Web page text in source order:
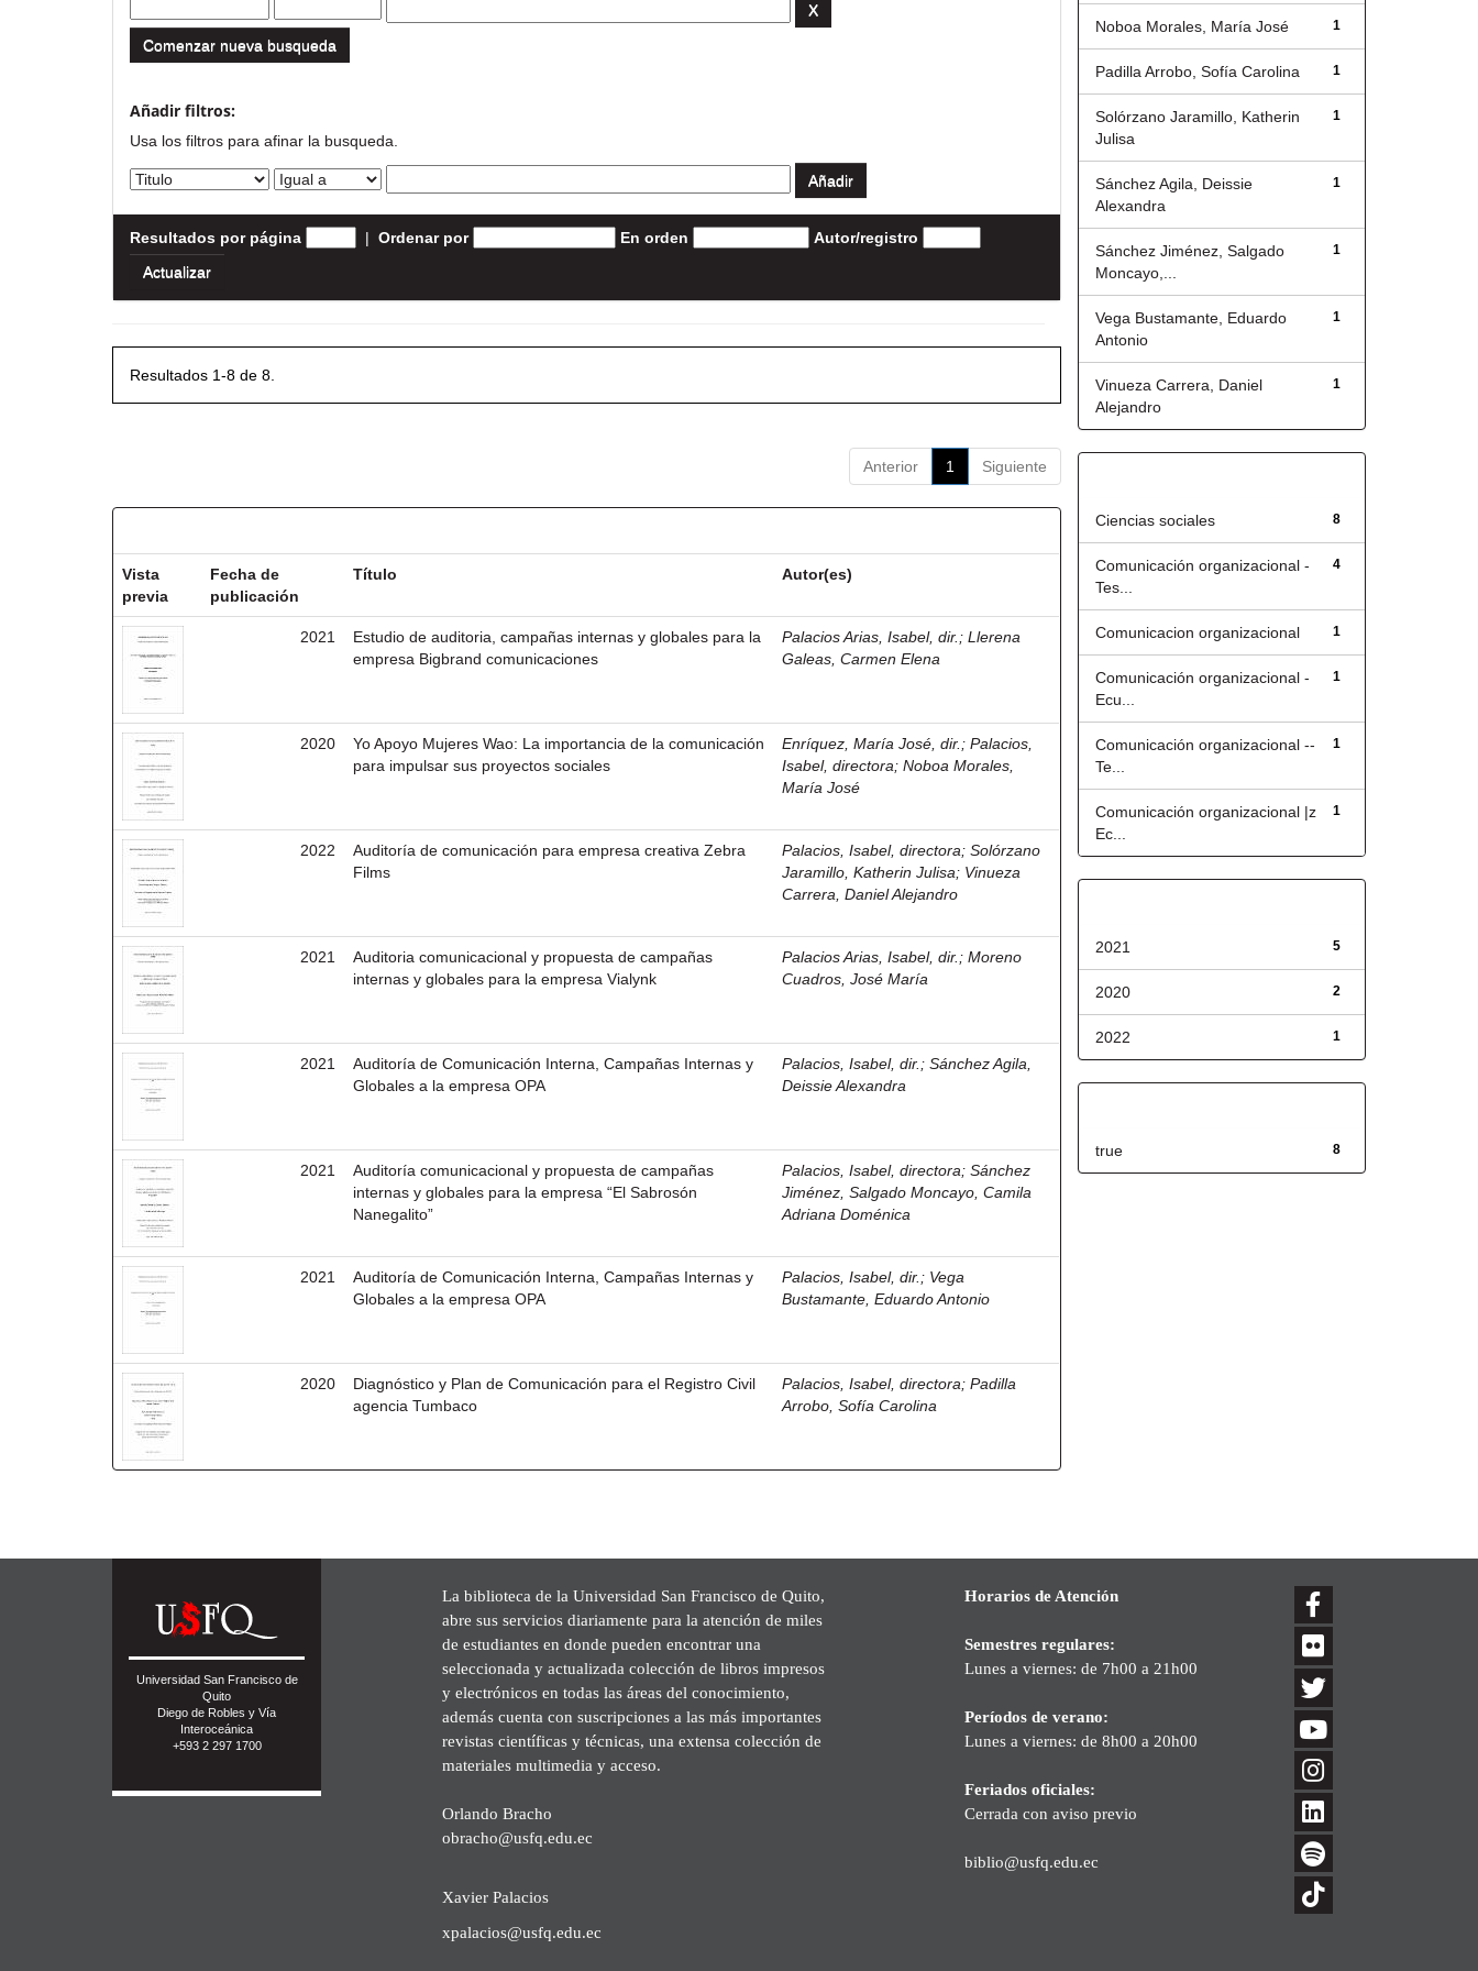
Comenzar nueva busqueda
Añadir filtros:
Usa los filtros para afinar la busqueda.
Resultados por página | Ordenar por En orden Autor/registro
Resultados 1-8 de 8.
Anterior 1 Siguiente
Vista
previa
Fecha de
publicación
Título Autor(es)
2021
Estudio de auditoria, campañas internas y globales para la
empresa Bigbrand comunicaciones
Palacios Arias, Isabel, dir. ;Llerena
Galeas, Carmen Elena
2020
Yo Apoyo Mujeres Wao: La importancia de la comunicación
para impulsar sus proyectos sociales
Enríquez, María José, dir. ;Palacios,
Isabel, directora;Noboa Morales,
María José
2022
Auditoría de comunicación para empresa creativa Zebra
Films
Palacios, Isabel, directora;Solórzano
Jaramillo, Katherin Julisa; Vinueza
Carrera, Daniel Alejandro
2021
Auditoria comunicacional y propuesta de campañas
internas y globales para la empresa Vialynk
Palacios Arias, Isabel, dir. ;Moreno
Cuadros, José María
2021
Auditoría de Comunicación Interna, Campañas Internas y
Globales a la empresa OPA
Palacios, Isabel, dir. ;Sánchez Agila,
Deissie Alexandra
2021
Auditoría comunicacional y propuesta de campañas
internas y globales para la empresa “El Sabrosón
Nanegalito”
Palacios, Isabel, directora;Sánchez
Jiménez, Salgado Moncayo, Camila
Adriana Doménica
2021
Auditoría de Comunicación Interna, Campañas Internas y
Globales a la empresa OPA
Palacios, Isabel, dir. ; Vega
Bustamante, Eduardo Antonio
2020
Diagnóstico y Plan de Comunicación para el Registro Civil
agencia Tumbaco
Palacios, Isabel, directora;Padilla
Arrobo, Sofía Carolina
1
Noboa Morales, María José
1
Padilla Arrobo, Sofía Carolina
1
Solórzano Jaramillo, Katherin
Julisa
1
Sánchez Agila, Deissie
Alexandra
1
Sánchez Jiménez, Salgado
Moncayo,...
1
Vega Bustamante, Eduardo
Antonio
1
Vinueza Carrera, Daniel
Alejandro
8
Ciencias sociales
4
Comunicación organizacional -
Tes...
1
Comunicacion organizacional
1
Comunicación organizacional -
Ecu...
1
Comunicación organizacional --
Te...
1
Comunicación organizacional |z
Ec...
5
2021
2
2020
1
2022
8
true
Universidad San Francisco de
Quito
Diego de Robles y Vía
Interoceánica
+593 2 297 1700
La biblioteca de la Universidad San Francisco de Quito,
abre sus servicios diariamente para la atención de miles
de estudiantes en donde pueden encontrar una
seleccionada y actualizada colección de libros impresos
y electrónicos en todas las áreas del conocimiento,
además cuenta con suscripciones a las más importantes
revistas científicas y técnicas, una extensa colección de
materiales multimedia y acceso.
Orlando Bracho
obracho@usfq.edu.ec
Xavier Palacios
xpalacios@usfq.edu.ec
Horarios de Atención
Semestres regulares:
Lunes a viernes: de 7h00 a 21h00
Períodos de verano:
Lunes a viernes: de 8h00 a 20h00
Feriados oficiales:
Cerrada con aviso previo
biblio@usfq.edu.ec